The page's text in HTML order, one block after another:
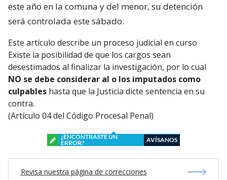
este año en la comuna y del menor, su detención
será controlada este sábado.
Este artículo describe un proceso judicial en curso
Existe la posibilidad de que los cargos sean
desestimados al finalizar la investigación, por lo cual
NO se debe considerar al o los imputados como
culpables hasta que la Justicia dicte sentencia en su
contra.
(Artículo 04 del Código Procesal Penal)
¿ENCONTRASTE UN
ERROR?
AVÍSANOS
Revisa nuestra página de correcciones